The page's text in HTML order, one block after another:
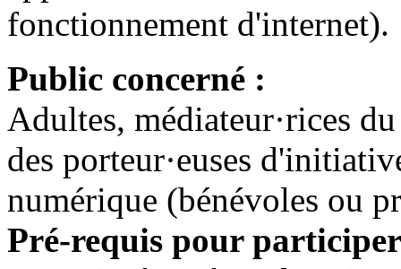
fonctionnement d'internet).
Public concerné :
Adultes, médiateur·rices
des porteur·euses
numérique (bénévoles ou
Pré-requis pour